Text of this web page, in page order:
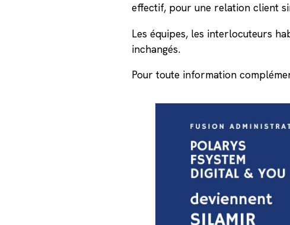
effectif, pour une relation client
Les équipes, les interlocuteurs
inchangés.
Pour toute information